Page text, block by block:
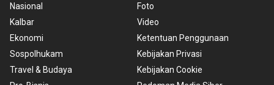
Nasional
Kalbar
Ekonomi
Sospolhukam
Travel & Budaya
Foto
Video
Ketentuan Penggunaan
Kebijakan Privasi
Kebijakan Cookie